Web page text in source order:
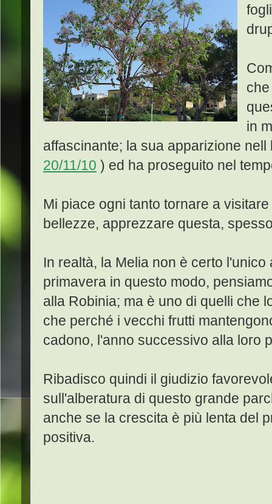
in
affascinante; la sua apparizione
20/11/10 ) ed ha proseguito nel
Mi piace ogni tanto tornare a
bellezze, apprezzare questa,
In realtà, la Melia non è certo
primavera in questo modo,
alla Robinia; ma è uno di quelli che
che perché i vecchi frutti
cadono, l'anno successivo alla loro
Ribadisco quindi il giudizio
sull'alberatura di questo grande
anche se la crescita è più lenta del
positiva.